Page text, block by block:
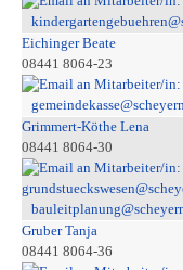
Eichinger Beate
08441 8064-23
Grimmert-Köthe Lena
08441 8064-30
Gruber Tanja
08441 8064-36